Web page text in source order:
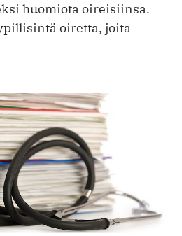
huomiota oireisiinsa.
oiretta, joita